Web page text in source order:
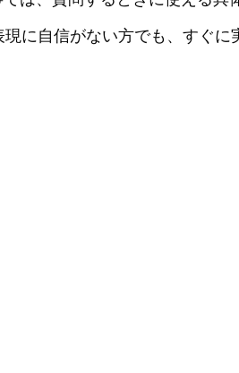
に自信がない方でも、すぐに